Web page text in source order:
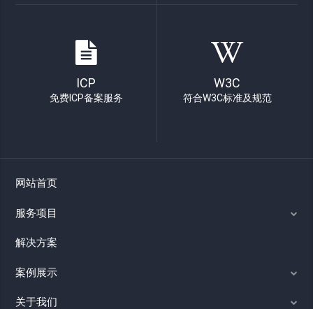
ICP
免费ICP备案服务
W3C
符合W3C标准及规范
网站首页
服务项目
解决方案
案例展示
关于我们